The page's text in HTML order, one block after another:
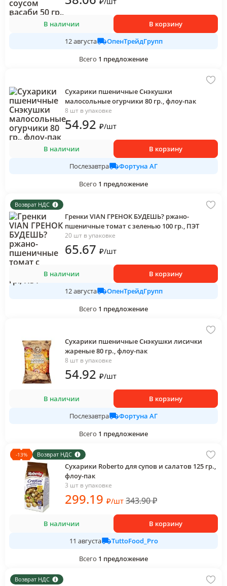
В наличии
В корзину
12 августа
ОпенТрейдГрупп
Всего 1 предложение
Сухарики пшеничные Снэкушки
малосольные огурчики 80 гр., флоу-пак
8 шт в упаковке
54.92 ₽/шт
В наличии
В корзину
Послезавтра
Фортуна АГ
Всего 1 предложение
Возврат НДС
Гренки VIAN ГРЕНОК БУДЕШЬ? ржано-
пшеничные томат с зеленью 100 гр., ПЭТ
20 шт в упаковке
65.67 ₽/шт
В наличии
В корзину
12 августа
ОпенТрейдГрупп
Всего 1 предложение
Сухарики пшеничные Снэкушки лисички
жареные 80 гр., флоу-пак
8 шт в упаковке
54.92 ₽/шт
В наличии
В корзину
Послезавтра
Фортуна АГ
Всего 1 предложение
-13% Возврат НДС
Сухарики Roberto для супов и салатов 125 гр.,
флоу-пак
3 шт в упаковке
299.19 ₽/шт 343.90₽
В наличии
В корзину
11 августа
TuttoFood_Pro
Всего 1 предложение
Возврат НДС